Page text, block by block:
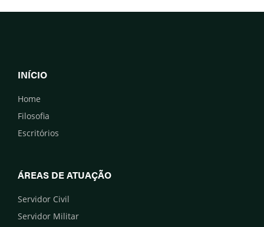
INÍCIO
Home
Filosofia
Escritórios
ÁREAS DE ATUAÇÃO
Servidor Civil
Servidor Militar